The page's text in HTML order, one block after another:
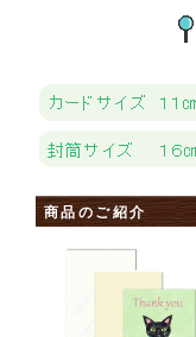
商品のご紹介